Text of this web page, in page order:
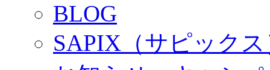
BLOG
SAPIX（サピック